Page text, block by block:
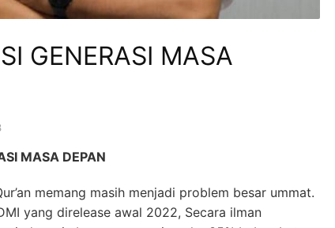
GENERASI MASA
MASA DEPAN
memang masih menjadi problem besar ummat.
yang direlease awal 2022, Secara ilman